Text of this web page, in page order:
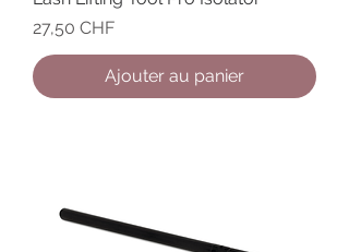
Prix
27,50 CHF
Ajouter au panier